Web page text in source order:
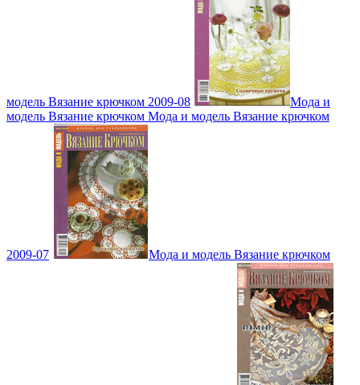
модель Вязание крючком 2009-08
Мода и
модель Вязание крючком Мода и модель Вязание крючком
2009-07 Мода и модель Вязание крючком